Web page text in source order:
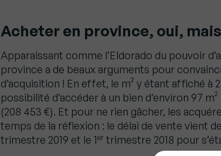
Acheter en province, oui,
Apparaissant comme l’Eldorado du pouvoir
province a de beaux arguments pour
d’acquisition ! En effet, le m² y étant affiché à
possibilité d’accéder à un bien d’environ 97
(208 453 €). Et pour ne rien gâcher, les
temps de la réflexion : le délai de vente vient
trimestre 2019 et le 1er trimestre 2018 pour